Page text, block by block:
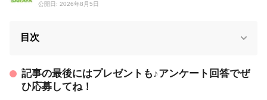
公開日: 2026年8月5日
目次
記事の最後にはプレゼントも♪アンケート回答でぜ
ひ応募してね！